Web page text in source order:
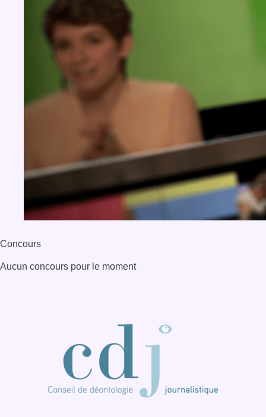
Concours
Aucun concours pour le moment